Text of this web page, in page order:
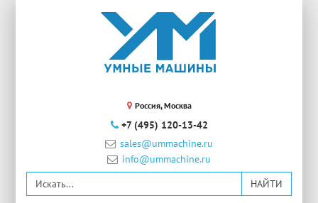
Россия, Москва
+7 (495) 120-13-42
sales@ummachine.ru
info@ummachine.ru